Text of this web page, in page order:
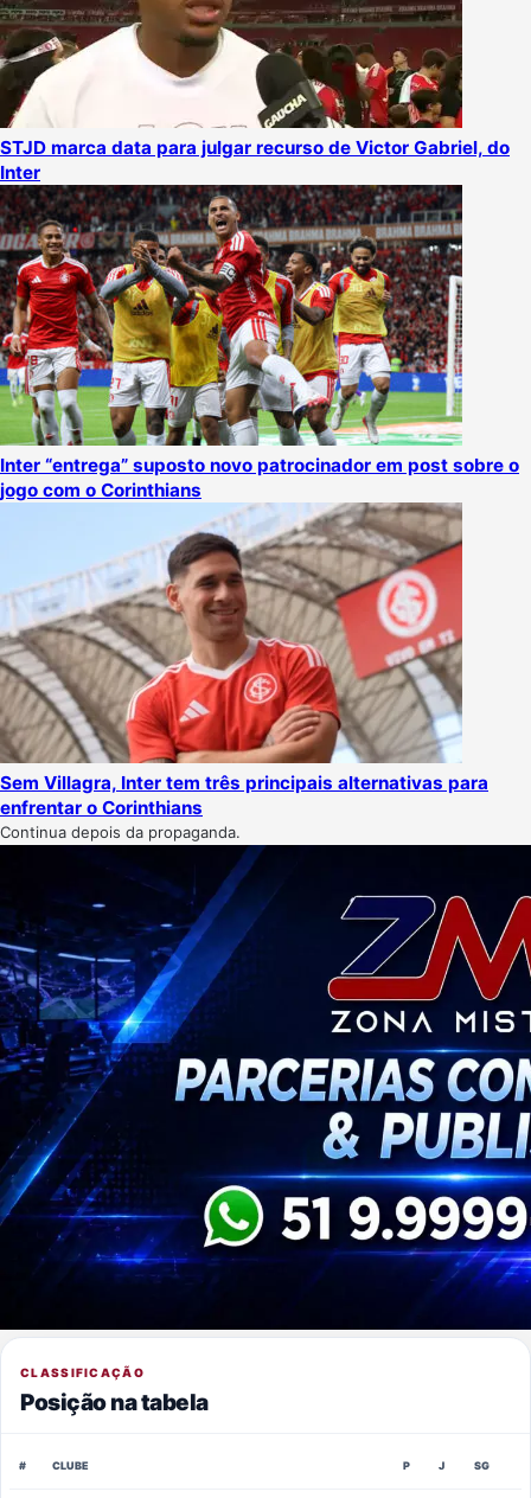
STJD marca data para julgar recurso de Victor Gabriel, do
Inter
Inter “entrega” suposto novo patrocinador em post sobre o
jogo com o Corinthians
Sem Villagra, Inter tem três principais alternativas para
enfrentar o Corinthians
Continua depois da propaganda.
CLASSIFICAÇÃO
Posição na tabela
# CLUBE P J SG